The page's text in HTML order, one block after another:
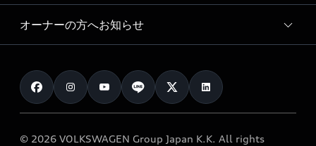
車両比較
カタログ一覧
Audi collection
アウディナビアプリ
サービスプログラム
メンテナンス
車検 / 定期点検
e-tronアフターサポート
Audi認定中古車
クオリティ
保証
メンテナンス
オーナーの方へお知らせ
お知らせ
オーナー様向けキャンペーン
© 2026 VOLKSWAGEN Group Japan K.K. All rights